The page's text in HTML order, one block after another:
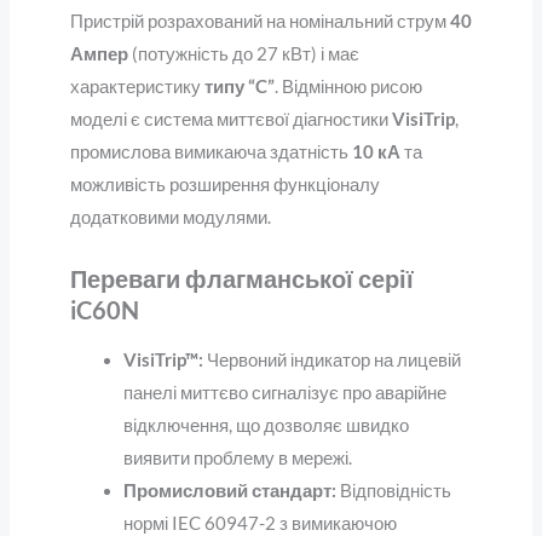
Пристрій розрахований на номінальний струм40
Ампер(потужність до 27 кВт) і має
характеристикутипу “C”. Відмінною рисою
моделі є система миттєвої діагностикиVisiTrip,
промислова вимикаюча здатність 10 кА та
можливість розширення функціоналу
додатковими модулями.
Переваги флагманської серії
iC60N
VisiTrip™: Червоний індикатор на лицевій
панелі миттєво сигналізує про аварійне
відключення, що дозволяє швидко
виявити проблему в мережі.
Промисловий стандарт: Відповідність
нормі IEC 60947-2 з вимикаючою